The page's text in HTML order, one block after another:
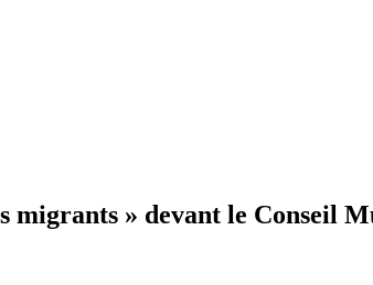
migrants » devant le Conseil